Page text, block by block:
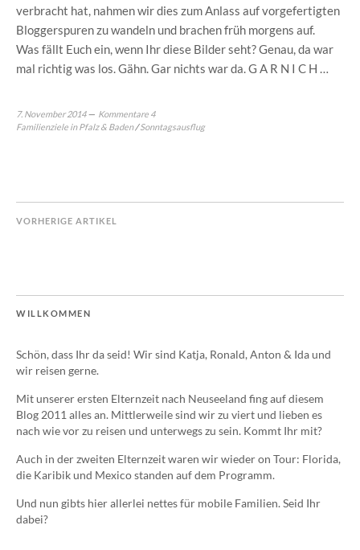
verbracht hat, nahmen wir dies zum Anlass auf vorgefertigten
Bloggerspuren zu wandeln und brachen früh morgens auf.
Was fällt Euch ein, wenn Ihr diese Bilder seht? Genau, da war
mal richtig was los. Gähn. Gar nichts war da. G A R N I C H …
7. November 2014
Kommentare 4
Familienziele in Pfalz & Baden/Sonntagsausflug
VORHERIGE ARTIKEL
WILLKOMMEN
Schön, dass Ihr da seid! Wir sind Katja, Ronald, Anton & Ida und
wir reisen gerne.
Mit unserer ersten Elternzeit nach Neuseeland fing auf diesem
Blog 2011 alles an. Mittlerweile sind wir zu viert und lieben es
nach wie vor zu reisen und unterwegs zu sein. Kommt Ihr mit?
Auch in der zweiten Elternzeit waren wir wieder on Tour: Florida,
die Karibik und Mexico standen auf dem Programm.
Und nun gibts hier allerlei nettes für mobile Familien. Seid Ihr
dabei?